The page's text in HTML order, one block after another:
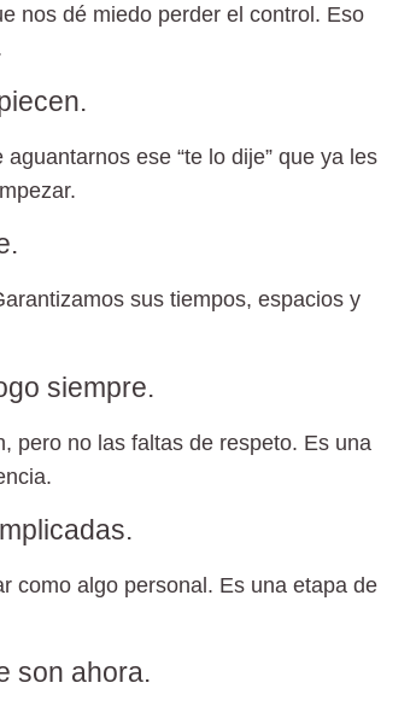
nos dé miedo perder el control. Eso
ese “te lo dije” que ya les
sus tiempos, espacios y
siempre.
pero no las faltas de respeto. Es una
como algo personal. Es una etapa de
son ahora.